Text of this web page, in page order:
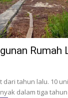
Rumah
tahun lalu. 10
dalam tiga